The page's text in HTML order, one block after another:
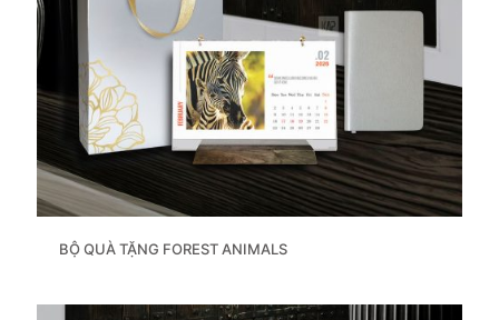
BỘ QUÀ TẶNG FOREST ANIMALS